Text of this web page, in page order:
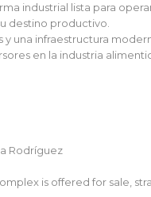
industrial lista para
destino productivo.
una infraestructura
en la industria
Rodríguez
is offered for sale,